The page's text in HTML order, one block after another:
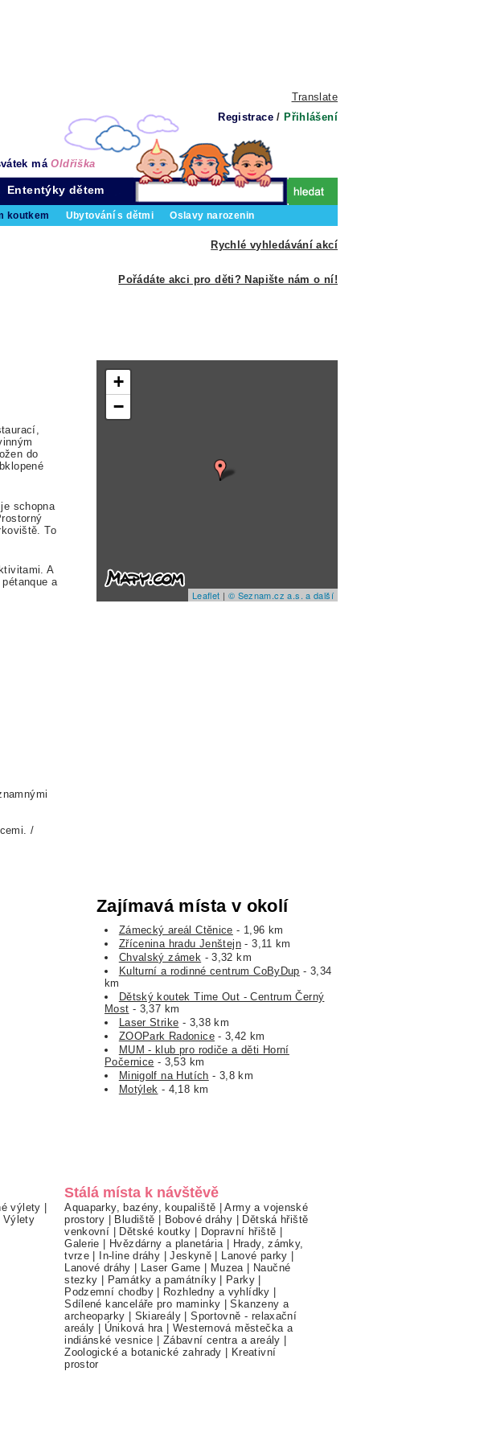
Translate
Registrace / Přihlášení
máOldřiška
koutkem Ubytování s dětmi Oslavy narozenin
Ententýky dětem
Rychlé vyhledávání akcí
Pořádáte akci pro děti? Napište nám o ní!
do
schopna
To
A
a
/
+
−
Leaflet | © Seznam.cz a.s. a další
Zajímavá místa v okolí
Zámecký areál Ctěnice - 1,96 km
Zřícenina hradu Jenštejn - 3,11 km
Chvalský zámek - 3,32 km
Kulturní a rodinné centrum CoByDup - 3,34
km
Dětský koutek Time Out - Centrum Černý
Most - 3,37 km
Laser Strike - 3,38 km
ZOOPark Radonice- 3,42 km
MUM - klub pro rodiče a děti Horní
Počernice - 3,53 km
Minigolf na Hutích - 3,8 km
Motýlek - 4,18 km
výlety |
Výlety
Stálá místa k návštěvě
Aquaparky, bazény, koupaliště |Army a vojenské
prostory | Bludiště | Bobové dráhy | Dětská hřiště
venkovní | Dětské koutky | Dopravní hřiště |
Galerie | Hvězdárny a planetária | Hrady, zámky,
tvrze | In-line dráhy |Jeskyně | Lanové parky |
Lanové dráhy | Laser Game | Muzea | Naučné
stezky | Památky a památníky| Parky |
Podzemní chodby| Rozhledny a vyhlídky |
Sdílené kanceláře pro maminky |Skanzeny a
archeoparky | Skiareály |Sportovně - relaxační
areály | Úniková hra |Westernová městečka a
indiánské vesnice | Zábavní centra a areály |
Zoologické a botanické zahrady | Kreativní
prostor